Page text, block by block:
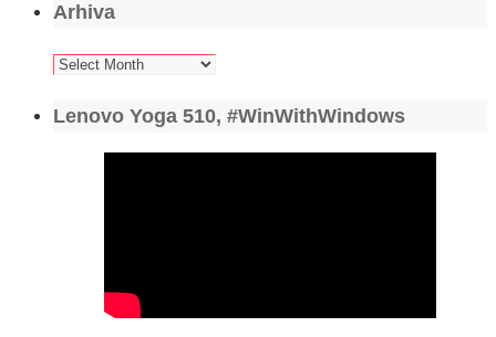
Arhiva
Arhiva
Lenovo Yoga 510, #WinWithWindows